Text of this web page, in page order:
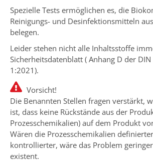
Spezielle Tests ermöglichen es, die
Reinigungs- und Desinfektionsmitteln
belegen.
Leider stehen nicht alle Inhaltsstoffe
Sicherheitsdatenblatt ( Anhang D der DIN
1:2021).
Vorsicht!
Die Benannten Stellen fragen verstärkt,
ist, dass keine Rückstände aus der
Prozesschemikalien) auf dem Produkt
Wären die Prozesschemikalien
kontrollierter, wäre das Problem
existent.